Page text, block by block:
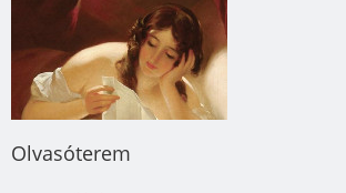
Olvasóterem